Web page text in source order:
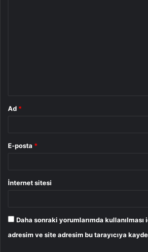
Ad *
E-posta *
İnternet sitesi
Daha sonraki yorumlarımda kullanılması
adresim ve site adresim bu tarayıcıya